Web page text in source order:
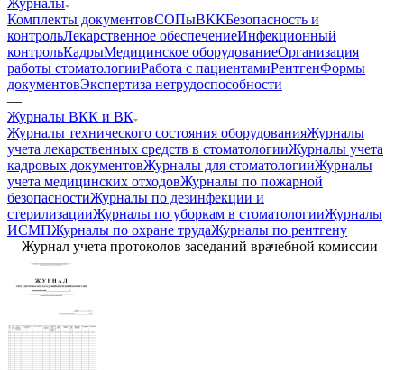
Комплекты документовСОПыВККБезопасность и
контрольЛекарственное обеспечениеИнфекционный
контрольКадрыМедицинское оборудованиеОрганизация
работы стоматологииРабота с пациентамиРентгенФормы
документовЭкспертиза нетрудоспособности
—
Журналы ВКК и ВК
Журналы технического состояния оборудованияЖурналы
учета лекарственных средств в стоматологииЖурналы учета
кадровых документовЖурналы для стоматологииЖурналы
учета медицинских отходовЖурналы по пожарной
безопасностиЖурналы по дезинфекции и
стерилизацииЖурналы по уборкам в стоматологииЖурналы
ИСМПЖурналы по охране трудаЖурналы по рентгену
—Журнал учета протоколов заседаний врачебной комиссии